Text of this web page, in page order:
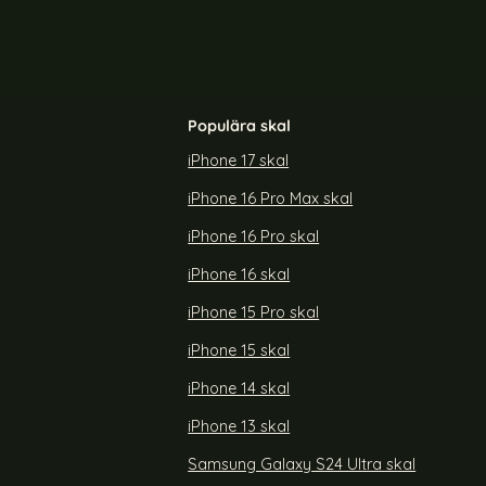
Läder
FE Fodral Läder Rhombus Svart
Samsung Galaxy A36 5G Fodral - Välj Färg!
(Svart)
Art. nr 236699
rea pristidigare pris
199 kr
Populära skal
iPhone 17 skal
iPhone 16 Pro Max skal
iPhone 16 Pro skal
iPhone 16 skal
iPhone 15 Pro skal
iPhone 15 skal
iPhone 14 skal
iPhone 13 skal
Samsung Galaxy S24 Ultra skal